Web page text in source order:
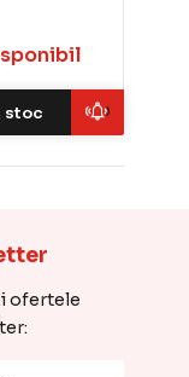
stoc
ofertele